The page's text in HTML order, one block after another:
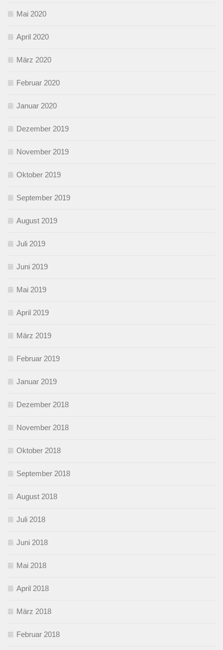
Mai 2020
April 2020
März 2020
Februar 2020
Januar 2020
Dezember 2019
November 2019
Oktober 2019
September 2019
August 2019
Juli 2019
Juni 2019
Mai 2019
April 2019
März 2019
Februar 2019
Januar 2019
Dezember 2018
November 2018
Oktober 2018
September 2018
August 2018
Juli 2018
Juni 2018
Mai 2018
April 2018
März 2018
Februar 2018